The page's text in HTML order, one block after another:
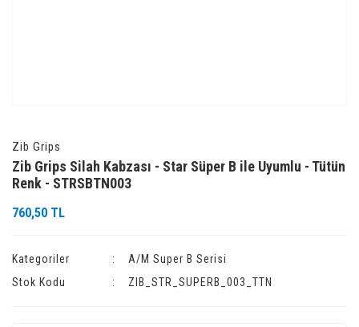
Zib Grips
Zib Grips Silah Kabzası - Star Süper B ile Uyumlu - Tütün
Renk - STRSBTN003
760,50 TL
Kategoriler
A/M Super B Serisi
Stok Kodu
ZIB_STR_SUPERB_003_TTN